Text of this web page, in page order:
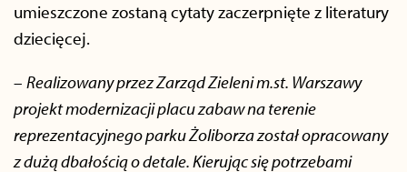
umieszczone zostaną cytaty zaczerpnięte z literatury
dziecięcej.
– Realizowany przez Zarząd Zieleni m.st. Warszawy
projekt modernizacji placu zabaw na terenie
reprezentacyjnego parku Żoliborza został opracowany
z dużą dbałością o detale. Kierując się potrzebami